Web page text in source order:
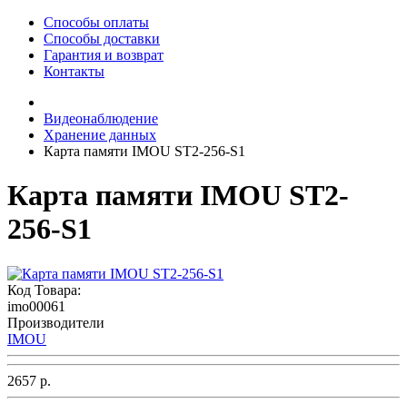
Способы оплаты
Способы доставки
Гарантия и возврат
Контакты
Видеонаблюдение
Хранение данных
Карта памяти IMOU ST2-256-S1
Карта памяти IMOU ST2-
256-S1
Код Товара:
imo00061
Производители
IMOU
2657 р.